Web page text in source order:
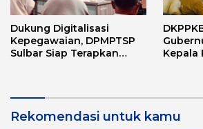
Dukung Digitalisasi
Kepegawaian, DPMPTSP
Sulbar Siap Terapkan
Kepala
Rekomendasi untuk kamu